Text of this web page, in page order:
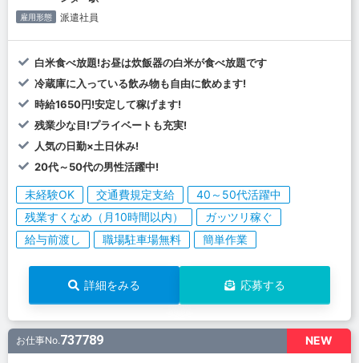
雇用形態 派遣社員
白米食べ放題!お昼は炊飯器の白米が食べ放題です
冷蔵庫に入っている飲み物も自由に飲めます!
時給1650円!安定して稼げます!
残業少な目!プライベートも充実!
人気の日勤×土日休み!
20代～50代の男性活躍中!
未経験OK 交通費規定支給
40～50代活躍中
残業すくなめ（月10時間以内）
ガッツリ稼ぐ
給与前渡し
職場駐車場無料 簡単作業
詳細をみる 応募する
NEW
お仕事No.737789